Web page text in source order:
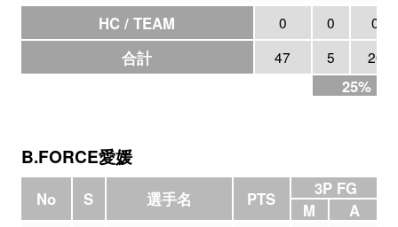
HC / TEAM 0 0 0
合計 47 5 20
25%
B.FORCE愛媛
No S 選手名 PTS
3P FG
M
A